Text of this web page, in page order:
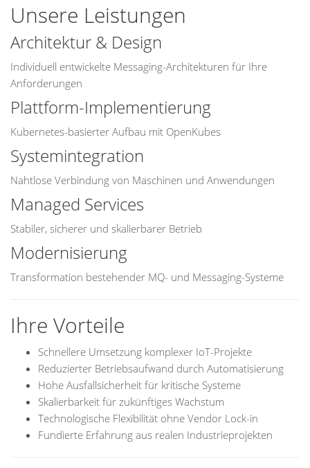
Unsere Leistungen
Architektur & Design
Individuell entwickelte Messaging-Architekturen für Ihre
Anforderungen
Plattform-Implementierung
Kubernetes-basierter Aufbau mit OpenKubes
Systemintegration
Nahtlose Verbindung von Maschinen und Anwendungen
Managed Services
Stabiler, sicherer und skalierbarer Betrieb
Modernisierung
Transformation bestehender MQ- und Messaging-Systeme
Ihre Vorteile
Schnellere Umsetzung komplexer IoT-Projekte
Reduzierter Betriebsaufwand durch Automatisierung
Hohe Ausfallsicherheit für kritische Systeme
Skalierbarkeit für zukünftiges Wachstum
Technologische Flexibilität ohne Vendor Lock-in
Fundierte Erfahrung aus realen Industrieprojekten